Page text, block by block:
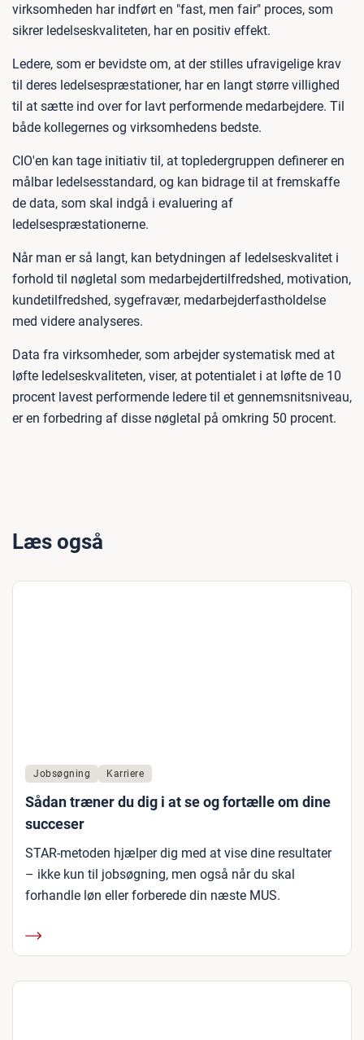
virksomheden har indført en "fast, men fair" proces, som
sikrer ledelseskvaliteten, har en positiv effekt.
Ledere, som er bevidste om, at der stilles ufravigelige krav
til deres ledelsespræstationer, har en langt større villighed
til at sætte ind over for lavt performende medarbejdere. Til
både kollegernes og virksomhedens bedste.
CIO'en kan tage initiativ til, at topledergruppen definerer en
målbar ledelsesstandard, og kan bidrage til at fremskaffe
de data, som skal indgå i evaluering af
ledelsespræstationerne.
Når man er så langt, kan betydningen af ledelseskvalitet i
forhold til nøgletal som medarbejdertilfredshed, motivation,
kundetilfredshed, sygefravær, medarbejderfastholdelse
med videre analyseres.
Data fra virksomheder, som arbejder systematisk med at
løfte ledelseskvaliteten, viser, at potentialet i at løfte de 10
procent lavest performende ledere til et gennemsnitsniveau,
er en forbedring af disse nøgletal på omkring 50 procent.
Læs også
Jobsøgning Karriere
Sådan træner du dig i at se og fortælle om dine
succeser
STAR-metoden hjælper dig med at vise dine resultater
– ikke kun til jobsøgning, men også når du skal
forhandle løn eller forberede din næste MUS.